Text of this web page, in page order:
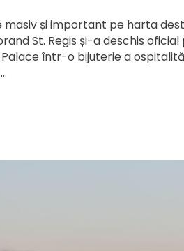
și important pe harta
St. Regis și-a deschis
într-o bijuterie a